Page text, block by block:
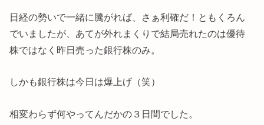
日経の勢いで一緒に騰がれば、さぁ利確だ！ともくろん
でいましたが、あてが外れまくりで結局売れたのは優待
株ではなく昨日売った銀行株のみ。
しかも銀行株は今日は爆上げ（笑）
相変わらず何やってんだかの３日間でした。